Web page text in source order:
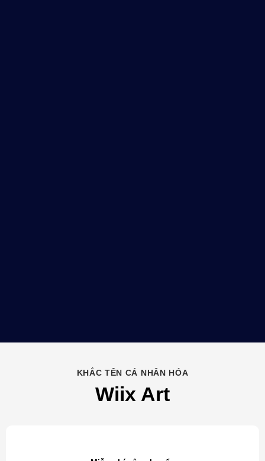
KHẮC TÊN CÁ NHÂN HÓA
Wiix Art